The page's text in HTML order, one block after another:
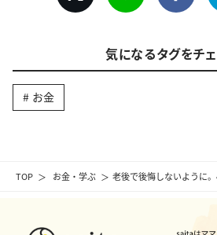
TOP お金・学ぶ 老後で後悔しないように
気になるタグをチェ
お金